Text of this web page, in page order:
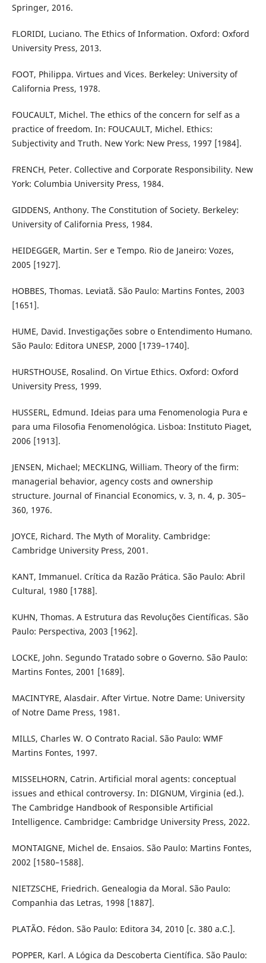
Springer, 2016.
FLORIDI, Luciano. The Ethics of Information. Oxford: Oxford
University Press, 2013.
FOOT, Philippa. Virtues and Vices. Berkeley: University of
California Press, 1978.
FOUCAULT, Michel. The ethics of the concern for self as a
practice of freedom. In: FOUCAULT, Michel. Ethics:
Subjectivity and Truth. New York: New Press, 1997 [1984].
FRENCH, Peter. Collective and Corporate Responsibility. New
York: Columbia University Press, 1984.
GIDDENS, Anthony. The Constitution of Society. Berkeley:
University of California Press, 1984.
HEIDEGGER, Martin. Ser e Tempo. Rio de Janeiro: Vozes,
2005 [1927].
HOBBES, Thomas. Leviatã. São Paulo: Martins Fontes, 2003
[1651].
HUME, David. Investigações sobre o Entendimento Humano.
São Paulo: Editora UNESP, 2000 [1739–1740].
HURSTHOUSE, Rosalind. On Virtue Ethics. Oxford: Oxford
University Press, 1999.
HUSSERL, Edmund. Ideias para uma Fenomenologia Pura e
para uma Filosofia Fenomenológica. Lisboa: Instituto Piaget,
2006 [1913].
JENSEN, Michael; MECKLING, William. Theory of the firm:
managerial behavior, agency costs and ownership
structure. Journal of Financial Economics, v. 3, n. 4, p. 305–
360, 1976.
JOYCE, Richard. The Myth of Morality. Cambridge:
Cambridge University Press, 2001.
KANT, Immanuel. Crítica da Razão Prática. São Paulo: Abril
Cultural, 1980 [1788].
KUHN, Thomas. A Estrutura das Revoluções Científicas. São
Paulo: Perspectiva, 2003 [1962].
LOCKE, John. Segundo Tratado sobre o Governo. São Paulo:
Martins Fontes, 2001 [1689].
MACINTYRE, Alasdair. After Virtue. Notre Dame: University
of Notre Dame Press, 1981.
MILLS, Charles W. O Contrato Racial. São Paulo: WMF
Martins Fontes, 1997.
MISSELHORN, Catrin. Artificial moral agents: conceptual
issues and ethical controversy. In: DIGNUM, Virginia (ed.).
The Cambridge Handbook of Responsible Artificial
Intelligence. Cambridge: Cambridge University Press, 2022.
MONTAIGNE, Michel de. Ensaios. São Paulo: Martins Fontes,
2002 [1580–1588].
NIETZSCHE, Friedrich. Genealogia da Moral. São Paulo:
Companhia das Letras, 1998 [1887].
PLATÃO. Fédon. São Paulo: Editora 34, 2010 [c. 380 a.C.].
POPPER, Karl. A Lógica da Descoberta Científica. São Paulo: